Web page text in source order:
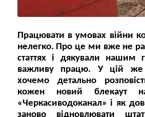
Працювати в умовах війни
нелегко. Про це ми вже не
статтях і дякували нашим
важливу працю. У цій же
хочемо детально
кожен новий блекаут
«Черкасиводоканал» і як
заново відновлювати